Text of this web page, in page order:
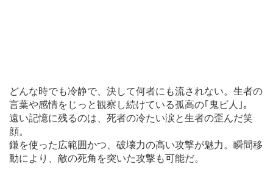
どんな時でも冷静で、決して何者にも流されない。生者の
言葉や感情をじっと観察し続けている孤高の｢鬼ビ人｣。
遠い記憶に残るのは、死者の冷たい涙と生者の歪んだ笑
顔。
鎌を使った広範囲かつ、破壊力の高い攻撃が魅力。瞬間移
動により、敵の死角を突いた攻撃も可能だ。